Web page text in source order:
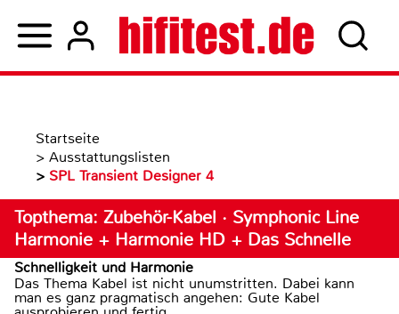
Startseite
> Ausstattungslisten
> SPL Transient Designer 4
Topthema: Zubehör-Kabel · Symphonic Line
Harmonie + Harmonie HD + Das Schnelle
Schnelligkeit und Harmonie
Das Thema Kabel ist nicht unumstritten. Dabei kann
man es ganz pragmatisch angehen: Gute Kabel